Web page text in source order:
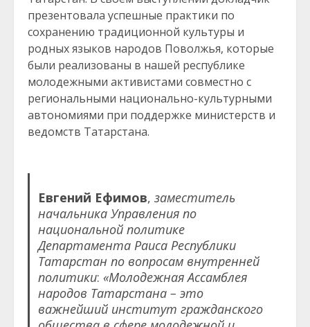
презентовала успешные практики по
сохранению традиционной культуры и
родных языков народов Поволжья, которые
были реализованы в нашей республике
молодежными активистами совместно с
региональными национально-культурными
автономиями при поддержке министерств и
ведомств Татарстана.
Евгений Ефимов, заместитель
начальника Управления по
национальной политике
Департамента Раиса Республики
Татарстан по вопросам внутренней
политики: «Молодежная Ассамблея
народов Татарстана – это
важнейший институт гражданского